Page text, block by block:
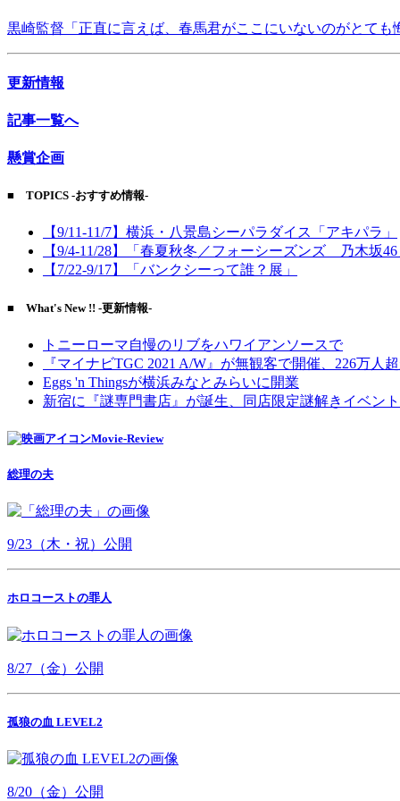
黒崎監督「正直に言えば、春馬君がここにいないのがとても
更新情報
記事一覧へ
懸賞企画
■ TOPICS -おすすめ情報-
【9/11-11/7】横浜・八景島シーパラダイス「アキパラ」
【9/4-11/28】「春夏秋冬／フォーシーズンズ 乃木坂46
【7/22-9/17】「バンクシーって誰？展」
■ What's New !! -更新情報-
トニーローマ自慢のリブをハワイアンソースで
『マイナビTGC 2021 A/W』が無観客で開催、226万人
Eggs 'n Thingsが横浜みなとみらいに開業
新宿に『謎専門書店』が誕生、同店限定謎解きイベン
Movie-Review
総理の夫
9/23（木・祝）公開
ホロコーストの罪人
8/27（金）公開
孤狼の血 LEVEL2
8/20（金）公開